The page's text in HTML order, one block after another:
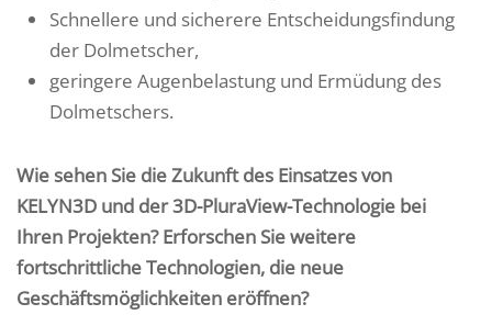
Schnellere und sicherere Entscheidungsfindung
der Dolmetscher,
geringere Augenbelastung und Ermüdung des
Dolmetschers.
Wie sehen Sie die Zukunft des Einsatzes von
KELYN3D und der 3D-PluraView-Technologie bei
Ihren Projekten? Erforschen Sie weitere
fortschrittliche Technologien, die neue
Geschäftsmöglichkeiten eröffnen?